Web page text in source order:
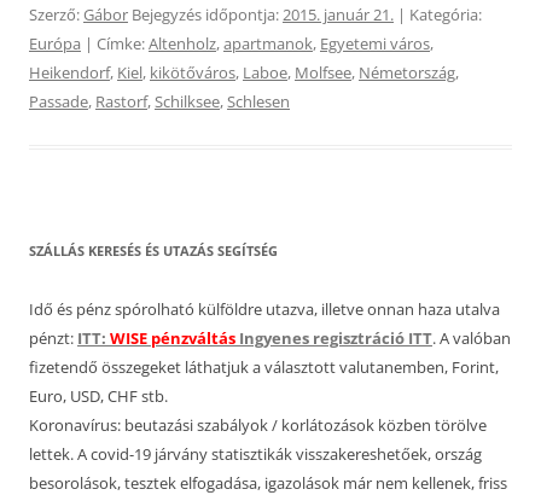
Szerző:Gábor Bejegyzés időpontja:2015. január 21. | Kategória:
Európa | Címke:Altenholz,apartmanok, Egyetemi város,
Heikendorf, Kiel, kikötőváros, Laboe, Molfsee, Németország,
Passade, Rastorf,Schilksee,Schlesen
SZÁLLÁS KERESÉS ÉS UTAZÁS SEGÍTSÉG
Idő és pénz spórolható külföldre utazva, illetve onnan haza utalva
pénzt: ITT: WISE pénzváltás Ingyenes regisztráció ITT. A valóban
fizetendő összegeket láthatjuk a választott valutanemben, Forint,
Euro, USD, CHF stb.
Koronavírus: beutazási szabályok / korlátozások közben törölve
lettek. A covid-19 járvány statisztikák visszakereshetőek, ország
besorolások, tesztek elfogadása, igazolások már nem kellenek, friss